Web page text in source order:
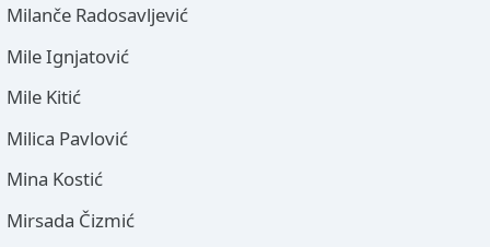
Milanče Radosavljević
Mile Ignjatović
Mile Kitić
Milica Pavlović
Mina Kostić
Mirsada Čizmić